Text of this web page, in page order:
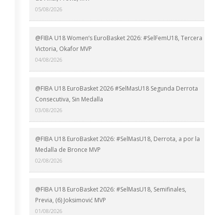
05/08/2026
@FIBA U18 Women’s EuroBasket 2026: #SelFemU18, Tercera
Victoria, Okafor MVP
04/08/2026
@FIBA U18 EuroBasket 2026 #SelMasU18 Segunda Derrota
Consecutiva, Sin Medalla
03/08/2026
@FIBA U18 EuroBasket 2026: #SelMasU18, Derrota, a por la
Medalla de Bronce MVP
02/08/2026
@FIBA U18 EuroBasket 2026: #SelMasU18, Semifinales,
Previa, (6) Joksimović MVP
01/08/2026